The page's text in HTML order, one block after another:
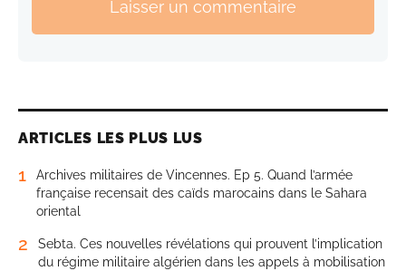
Laisser un commentaire
ARTICLES LES PLUS LUS
1
Archives militaires de Vincennes. Ep 5. Quand l’armée
française recensait des caïds marocains dans le Sahara
oriental
2
Sebta. Ces nouvelles révélations qui prouvent l’implication
du régime militaire algérien dans les appels à mobilisation